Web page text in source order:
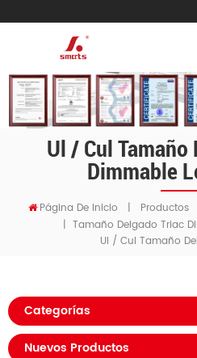
Ul / Cul Tamaño
Dimmable
Página De Inicio | Productos
| Tamaño Delgado Triac
Categorías
Nuevos Productos